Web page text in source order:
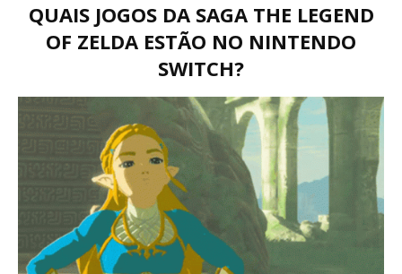
QUAIS JOGOS DA SAGA THE LEGEND
OF ZELDA ESTÃO NO NINTENDO
SWITCH?